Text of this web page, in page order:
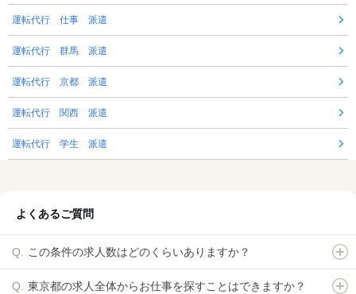
運転代行 仕事 派遣
運転代行 群馬 派遣
運転代行 京都 派遣
運転代行 関西 派遣
運転代行 学生 派遣
よくあるご質問
この条件の求人数はどのくらいありますか？
東京都の求人全体からお仕事を探すことはできますか？